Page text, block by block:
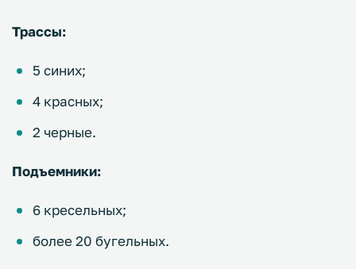
Трассы:
5 синих;
4 красных;
2 черные.
Подъемники:
6 кресельных;
более 20 бугельных.